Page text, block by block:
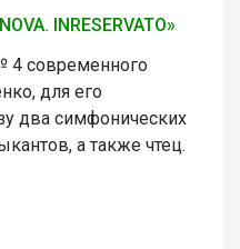
INRESERVATO»
современного
для его
два симфонических
а также чтец.